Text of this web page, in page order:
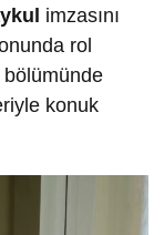
imzasını
rol
bölümünde
konuk